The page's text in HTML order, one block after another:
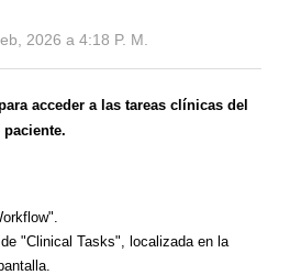
2026 a 4:18 P. M.
acceder a las tareas clínicas del
paciente.
"Clinical Tasks", localizada en la